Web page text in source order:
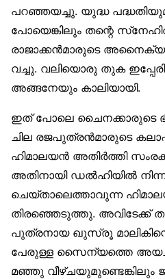
പറഞ്ഞയച്ചു. യുദ്ധ
പോയെങ്കിലും തന്റെ
രാജാക്കന്‍മാരുടെ
വച്ചു. വലിയൊരു തുക
അങ്ങനേയും കാലിയായി.
ഇത് പോലെ ചൈനക്കാരുടെ
ചില രജപുത്രന്‍മാരുടെ
ഹിമാലയന്‍ അതിര്‍ത്തി
അതിനായി ഡല്‍ഹിയില്‍
ചെയ്താലെത്താവുന്ന
തിരഞ്ഞെടുത്തു. അവിടേക്ക്
പുത്രനായ ഖുസ്രൂ മാലികിന്റെ
പേരുള്ള സൈന്യത്തെ
മഞ്ഞു വീഴ്ചയുമുണ്ടെങ്കിലും